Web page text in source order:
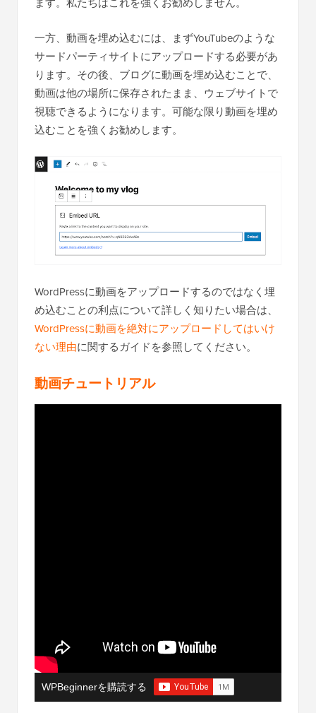
一方、動画を埋め込むには、まずYouTubeのような
サードパーティサイトにアップロードする必要があ
ります。その後、ブログに動画を埋め込むことで、
動画は他の場所に保存されたまま、ウェブサイトで
視聴できるようになります。可能な限り動画を埋め
込むことを強くお勧めします。
WordPressに動画をアップロードするのではなく埋
め込むことの利点について詳しく知りたい場合は、
WordPressに動画を絶対にアップロードしてはいけ
ない理由に関するガイドを参照してください。
動画チュートリアル
WPBeginnerを購読する